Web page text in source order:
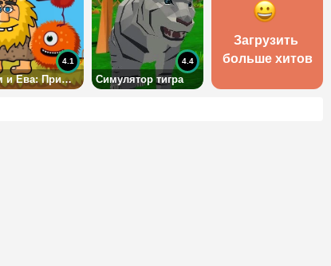
Адам и Ева: Пришельцы
4.1
Симулятор тигра
4.4
Загрузить
больше хитов